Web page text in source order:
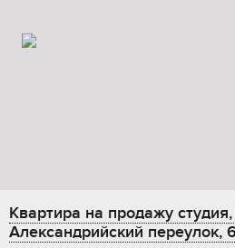
Квартира на продажу
Александрийский переулок, 6